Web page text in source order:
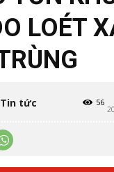
LOÉT
tức 56